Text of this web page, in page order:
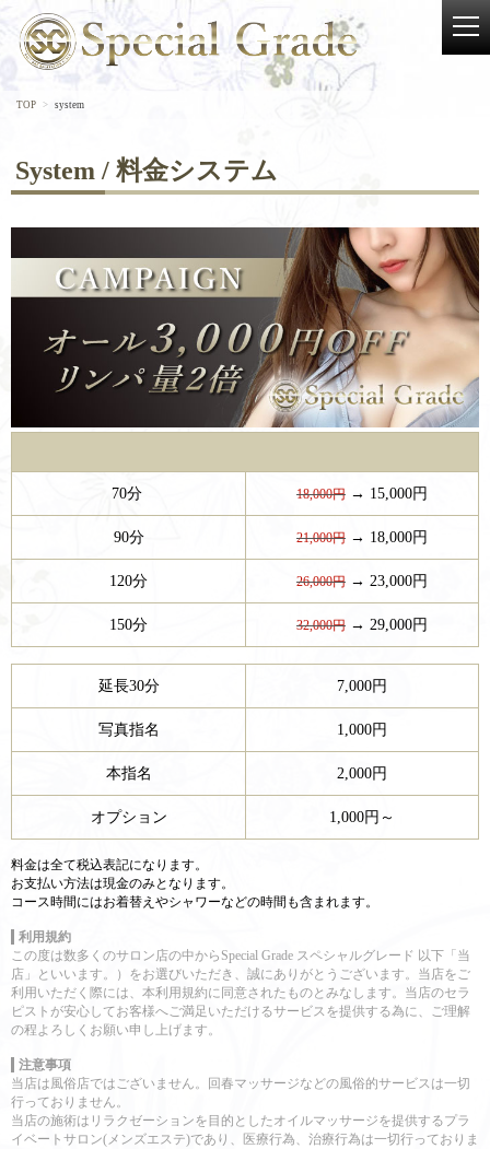
TOP system
System / 料金システム
70分 18,000円 → 15,000円
90分 21,000円 → 18,000円
120分 26,000円 → 23,000円
150分 32,000円 → 29,000円
延長30分 7,000円
写真指名 1,000円
本指名 2,000円
オプション 1,000円～
料金は全て税込表記になります。
お支払い方法は現金のみとなります。
コース時間にはお着替えやシャワーなどの時間も含まれます。
利用規約
この度は数多くのサロン店の中からSpecial Grade スペシャルグレード 以下「当
店」といいます。）をお選びいただき、誠にありがとうございます。 当店をご
利用いただく際には、本利用規約に同意されたものとみなします。 当店のセラ
ピストが安心してお客様へご満足いただけるサービスを提供する為に、ご理解
の程よろしくお願い申し上げます。
注意事項
当店は風俗店ではございません。回春マッサージなどの風俗的サービスは一切
行っておりません。
当店の施術はリラクゼーションを目的としたオイルマッサージを提供するプラ
イベートサロン(メンズエステ)であり、医療行為、治療行為は一切行っておりま